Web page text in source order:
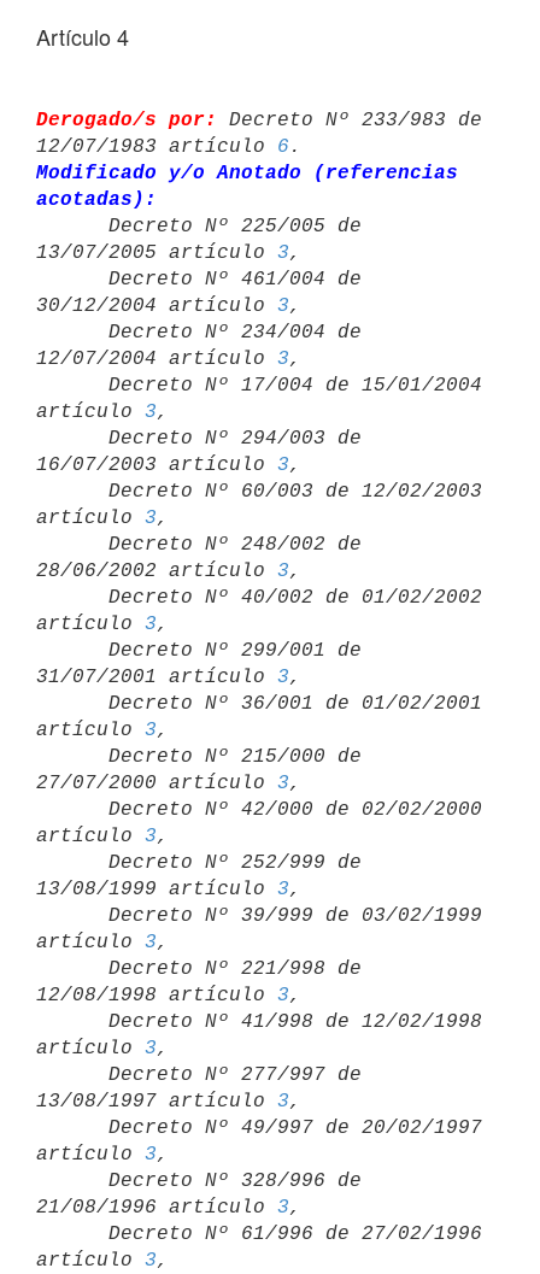
Artículo 4
Derogado/s por:
Decreto Nº 233/983 de
12/07/1983 artículo 6
Modificado y/o Anotado (referencias
acotadas):
13/07/2005 artículo 3,
30/12/2004 artículo 3,
12/07/2004 artículo 3,
artículo 3,
16/07/2003 artículo 3,
artículo 3,
28/06/2002 artículo 3,
artículo 3,
31/07/2001 artículo 3,
artículo 3,
27/07/2000 artículo 3,
artículo 3,
13/08/1999 artículo 3,
artículo 3,
12/08/1998 artículo 3,
artículo 3,
13/08/1997 artículo 3,
artículo 3,
21/08/1996 artículo 3,
artículo 3,